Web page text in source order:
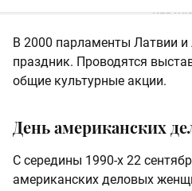
В 2000 парламенты Латвии и
праздник. Проводятся
общие культурные акции.
День американских
С середины 1990-х 22
американских деловых